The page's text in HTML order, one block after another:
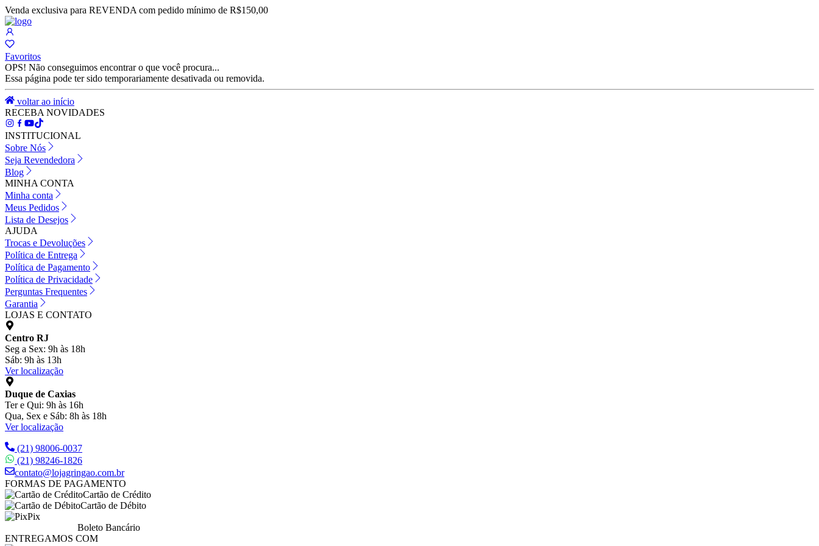
Venda exclusiva para REVENDA com pedido mínimo de R$150,00
Favoritos
OPS! Não conseguimos encontrar o que você procura...
Essa página pode ter sido temporariamente desativada ou removida.
voltar ao início
RECEBA NOVIDADES
INSTITUCIONAL
Sobre Nós
Seja Revendedora
Blog
MINHA CONTA
Minha conta
Meus Pedidos
Lista de Desejos
AJUDA
Trocas e Devoluções
Política de Entrega
Política de Pagamento
Política de Privacidade
Perguntas Frequentes
Garantia
LOJAS E CONTATO
Centro RJ
Seg a Sex: 9h às 18h
Sáb: 9h às 13h
Ver localização
Duque de Caxias
Ter e Qui: 9h às 16h
Qua, Sex e Sáb: 8h às 18h
Ver localização
(21) 98006-0037
(21) 98246-1826
contato@lojagringao.com.br
FORMAS DE PAGAMENTO
Cartão de Crédito
Cartão de Débito
Pix
Boleto Bancário
ENTREGAMOS COM